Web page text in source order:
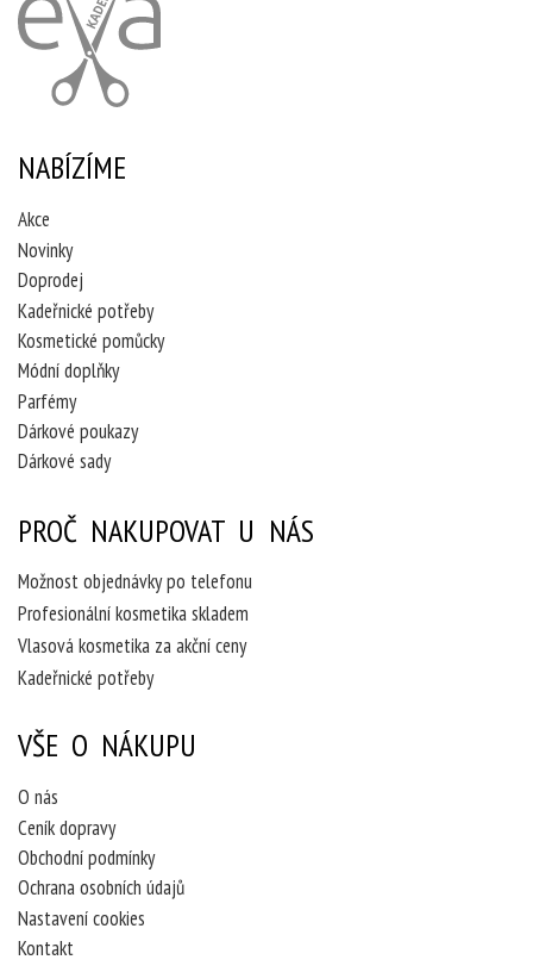
NABÍZÍME
Akce
Novinky
Doprodej
Kadeřnické potřeby
Kosmetické pomůcky
Módní doplňky
Parfémy
Dárkové poukazy
Dárkové sady
PROČ NAKUPOVAT U NÁS
Možnost objednávky po telefonu
Profesionální kosmetika skladem
Vlasová kosmetika za akční ceny
Kadeřnické potřeby
VŠE O NÁKUPU
O nás
Ceník dopravy
Obchodní podmínky
Ochrana osobních údajů
Nastavení cookies
Kontakt